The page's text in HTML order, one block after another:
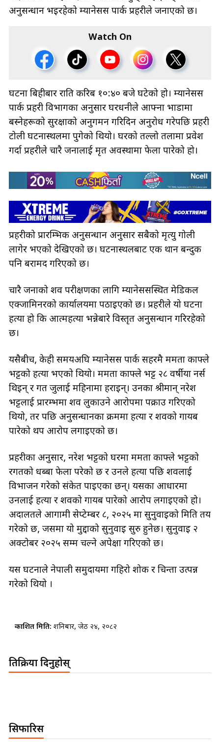
भएको छ। उनीहरू एउटै परिवारका हुन् वा होइनन् भन्नेबारे
Watch On
घटना बिहीबार राति करिब १०:४० बजे घटेको हो। म्यानेसस
पार्क प्रहरी विभागका अनुसार घरधनीले आफ्ना भाडामा
बस्नेहरूको सुरक्षाको अनुगमन गरिदिन अनुरोध गरेपछि प्रहरी
टोली घटनास्थलमा पुगेको थियो। घरको तल्लो तलामा प्रवेश
प्रहरीको प्रारम्भिक अनुसन्धान अनुसार सबैको मृत्यु गोली
लागेर भएको देखिएको छ। घटनास्थलबाट एक थान बन्दुक
चारै जनाको शव परीक्षणका लागि म्यानेससस्थित मेडिकल
एक्जामिनरको कार्यालयमा पठाइएको छ। प्रहरीले यो घटना
हत्या हो कि आत्महत्या भन्नेबारे विस्तृत अनुसन्धान गरिरहेको
यसैबीच, केही समयअघि म्यानेसस पार्क सहरमै ममता काफ्ले
भट्टको हत्या भएकाे थियो। ममता काफ्ले भट्ट २८ वर्षीया नर्स
थिइन् र गत जुलाई महिनामा हराइन्। उनका श्रीमान् नरेश
भट्टलाई प्रारम्भमा शव लुकाउने आरोपमा पक्राउ गरिएको
थियो, तर पछि अनुसन्धानका क्रममा हत्या र शवको गायब
प्रहरीका अनुसार, नरेश भट्टको घरमा ममता काफ्ले भट्टको
रगतको धब्बा फेला परेको छ र उनले हत्या पछि शवलाई
विभाजन गरेको संकेत पाइएका छन्। यसका आधारमा
उनलाई हत्या र शवको गायब पारेको आरोप लगाइएको हो।
अदालतले आगामी सेप्टेम्बर ८, २०२५ मा सुनुवाइको मिति तय
गरेको छ, जसमा यो मुद्दाको सुनुवाइ सुरु हुनेछ। सुनुवाइ २
यस घटनाले नेपाली समुदायमा गहिरो शोक र चिन्ता उत्पन्न
प्रतिक्रिया दिनुहोस्
सिफारिस